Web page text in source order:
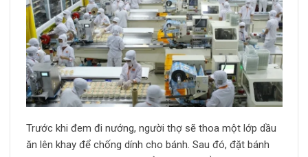
Trước khi đem đi nướng, người thợ sẽ thoa một lớp dầu
ăn lên khay để chống dính cho bánh. Sau đó, đặt bánh